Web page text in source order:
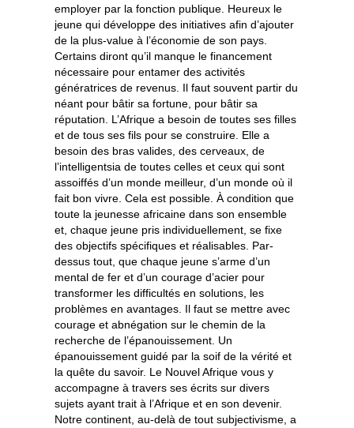
employer par la fonction publique. Heureux le
jeune qui développe des initiatives afin d’ajouter
de la plus-value à l’économie de son pays.
Certains diront qu’il manque le financement
nécessaire pour entamer des activités
génératrices de revenus. Il faut souvent partir du
néant pour bâtir sa fortune, pour bâtir sa
réputation. L’Afrique a besoin de toutes ses filles
et de tous ses fils pour se construire. Elle a
besoin des bras valides, des cerveaux, de
l’intelligentsia de toutes celles et ceux qui sont
assoiffés d’un monde meilleur, d’un monde où il
fait bon vivre. Cela est possible. À condition que
toute la jeunesse africaine dans son ensemble
et, chaque jeune pris individuellement, se fixe
des objectifs spécifiques et réalisables. Par-
dessus tout, que chaque jeune s’arme d’un
mental de fer et d’un courage d’acier pour
transformer les difficultés en solutions, les
problèmes en avantages. Il faut se mettre avec
courage et abnégation sur le chemin de la
recherche de l’épanouissement. Un
épanouissement guidé par la soif de la vérité et
la quête du savoir. Le Nouvel Afrique vous y
accompagne à travers ses écrits sur divers
sujets ayant trait à l’Afrique et en son devenir.
Notre continent, au-delà de tout subjectivisme, a